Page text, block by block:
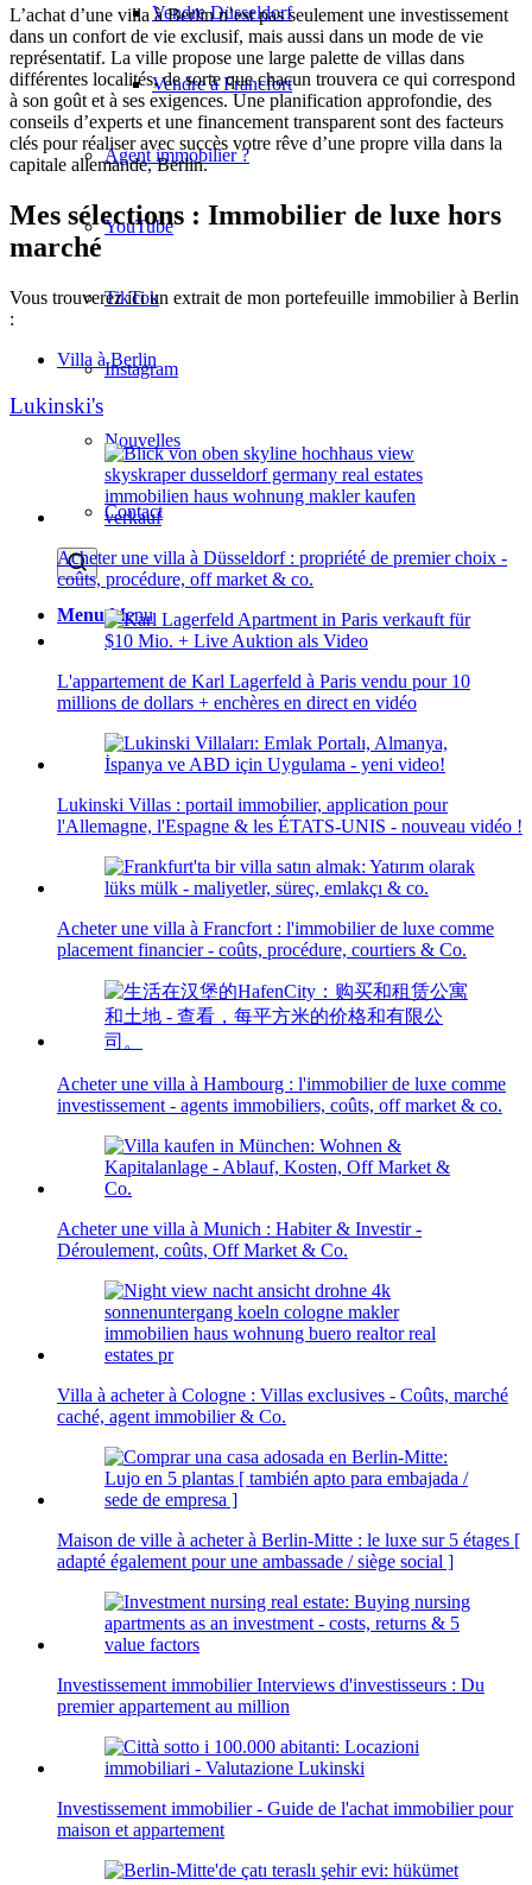
Vendre Düsseldorf
Vendre à Francfort
Agent immobilier ?
YouTube
TikTok
Instagram
Nouvelles
Contact
Menu Menu
L’achat d’une villa à Berlin n’est pas seulement une investissement
dans un confort de vie exclusif, mais aussi dans un mode de vie
représentatif. La ville propose une large palette de villas dans
différentes localités, de sorte que chacun trouvera ce qui correspond
à son goût et à ses exigences. Une planification approfondie, des
conseils d’experts et une financement transparent sont des facteurs
clés pour réaliser avec succès votre rêve d’une propre villa dans la
capitale allemande, Berlin.
Mes sélections : Immobilier de luxe hors
marché
Vous trouverez ici un extrait de mon portefeuille immobilier à Berlin
:
Villa à Berlin
Lukinski's
Acheter une villa à Düsseldorf : propriété de premier choix -
coûts, procédure, off market & co.
L'appartement de Karl Lagerfeld à Paris vendu pour 10
millions de dollars + enchères en direct en vidéo
Lukinski Villas : portail immobilier, application pour
l'Allemagne, l'Espagne & les ÉTATS-UNIS - nouveau vidéo !
Acheter une villa à Francfort : l'immobilier de luxe comme
placement financier - coûts, procédure, courtiers & Co.
Acheter une villa à Hambourg : l'immobilier de luxe comme
investissement - agents immobiliers, coûts, off market & co.
Acheter une villa à Munich : Habiter & Investir -
Déroulement, coûts, Off Market & Co.
Villa à acheter à Cologne : Villas exclusives - Coûts, marché
caché, agent immobilier & Co.
Maison de ville à acheter à Berlin-Mitte : le luxe sur 5 étages [
adapté également pour une ambassade / siège social ]
Investissement immobilier Interviews d'investisseurs : Du
premier appartement au million
Investissement immobilier - Guide de l'achat immobilier pour
maison et appartement